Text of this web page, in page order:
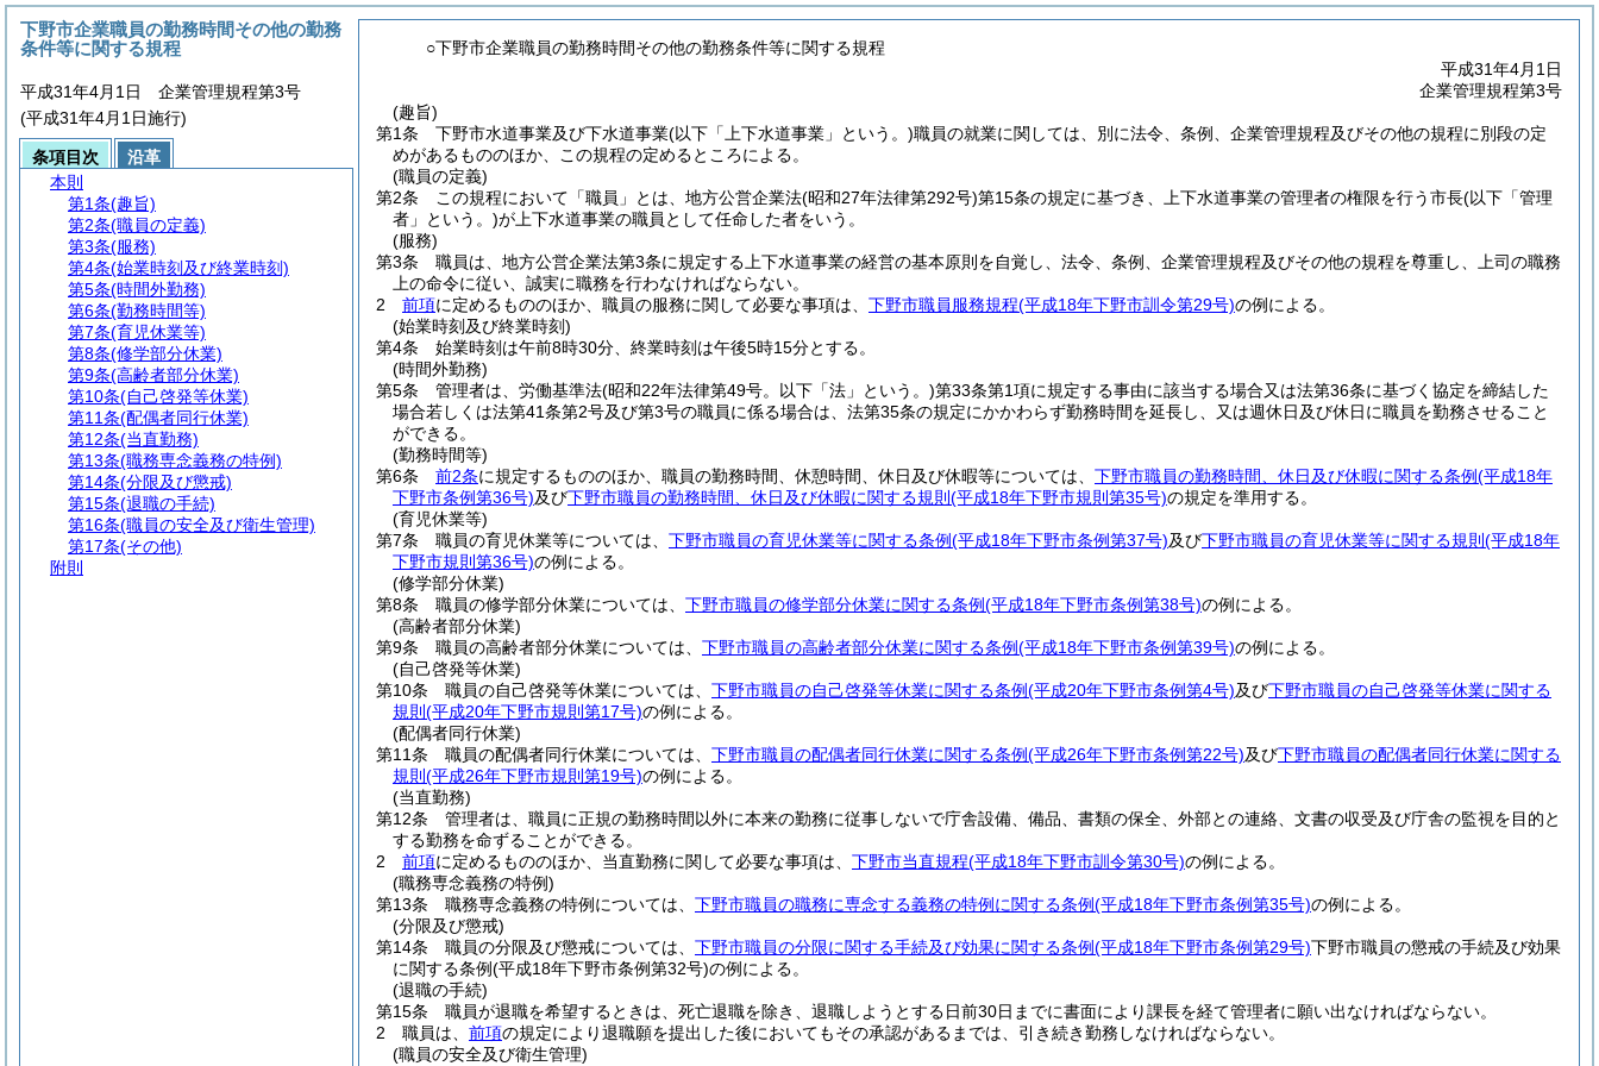
○下野市企業職員の勤務時間その他の勤務条件等に関する規程
平成31年4月1日
企業管理規程第3号
(趣旨)
第1条
下野市水道事業及び下水道事業(以下「上下水道事業」という。)職員の就業に関しては、別に法令、条例、企業管理規程及びその他の規程に別段の定
めがあるもののほか、この規程の定めるところによる。
(職員の定義)
第2条
この規程において「職員」とは、地方公営企業法(昭和27年法律第292号)第15条の規定に基づき、上下水道事業の管理者の権限を行う市長(以下「管理
者」という。)が上下水道事業の職員として任命した者をいう。
(服務)
第3条
職員は、地方公営企業法第3条に規定する上下水道事業の経営の基本原則を自覚し、法令、条例、企業管理規程及びその他の規程を尊重し、上司の職務
上の命令に従い、誠実に職務を行わなければならない。
2
前項に定めるもののほか、職員の服務に関して必要な事項は、 下野市職員服務規程(平成18年下野市訓令第29号)の例による。
(始業時刻及び終業時刻)
第4条
始業時刻は午前8時30分、終業時刻は午後5時15分とする。
(時間外勤務)
第5条
管理者は、労働基準法(昭和22年法律第49号。以下「法」という。)第33条第1項に規定する事由に該当する場合又は法第36条に基づく協定を締結した
場合若しくは法第41条第2号及び第3号の職員に係る場合は、法第35条の規定にかかわらず勤務時間を延長し、又は週休日及び休日に職員を勤務させること
ができる。
(勤務時間等)
第6条
前2条に規定するもののほか、職員の勤務時間、休憩時間、休日及び休暇等については、 下野市職員の勤務時間、休日及び休暇に関する条例(平成18年
下野市条例第36号)及び下野市職員の勤務時間、休日及び休暇に関する規則 (平成18年下野市規則第35号)の規定を準用する。
(育児休業等)
第7条
職員の育児休業等については、 下野市職員の育児休業等に関する条例(平成18年下野市条例第37号)及び下野市職員の育児休業等に関する規則 (平成18年
下野市規則第36号)の例による。
(修学部分休業)
第8条
職員の修学部分休業については、 下野市職員の修学部分休業に関する条例(平成18年下野市条例第38号)の例による。
(高齢者部分休業)
第9条
職員の高齢者部分休業については、 下野市職員の高齢者部分休業に関する条例(平成18年下野市条例第39号)の例による。
(自己啓発等休業)
第10条
職員の自己啓発等休業については、 下野市職員の自己啓発等休業に関する条例(平成20年下野市条例第4号)及び下野市職員の自己啓発等休業に関する
規則 (平成20年下野市規則第17号)の例による。
(配偶者同行休業)
第11条
職員の配偶者同行休業については、 下野市職員の配偶者同行休業に関する条例(平成26年下野市条例第22号)及び下野市職員の配偶者同行休業に関する
規則 (平成26年下野市規則第19号)の例による。
(当直勤務)
第12条
管理者は、職員に正規の勤務時間以外に本来の勤務に従事しないで庁舎設備、備品、書類の保全、外部との連絡、文書の収受及び庁舎の監視を目的と
する勤務を命ずることができる。
2
前項に定めるもののほか、当直勤務に関して必要な事項は、 下野市当直規程(平成18年下野市訓令第30号)の例による。
(職務専念義務の特例)
第13条
職務専念義務の特例については、 下野市職員の職務に専念する義務の特例に関する条例(平成18年下野市条例第35号)の例による。
(分限及び懲戒)
第14条
職員の分限及び懲戒については、 下野市職員の分限に関する手続及び効果に関する条例(平成18年下野市条例第29号)下野市職員の懲戒の手続及び効果
に関する条例(平成18年下野市条例第32号)の例による。
(退職の手続)
第15条
職員が退職を希望するときは、死亡退職を除き、退職しようとする日前30日までに書面により課長を経て管理者に願い出なければならない。
2
職員は、 前項の規定により退職願を提出した後においてもその承認があるまでは、引き続き勤務しなければならない。
(職員の安全及び衛生管理)
下野市企業職員の勤務時間その他の勤務
条件等に関する規程
平成31年4月1日 企業管理規程第3号
(平成31年4月1日施行)
条項目次
沿革
本則
第1条(趣旨)
第2条(職員の定義)
第3条(服務)
第4条(始業時刻及び終業時刻)
第5条(時間外勤務)
第6条(勤務時間等)
第7条(育児休業等)
第8条(修学部分休業)
第9条(高齢者部分休業)
第10条(自己啓発等休業)
第11条(配偶者同行休業)
第12条(当直勤務)
第13条(職務専念義務の特例)
第14条(分限及び懲戒)
第15条(退職の手続)
第16条(職員の安全及び衛生管理)
第17条(その他)
附則